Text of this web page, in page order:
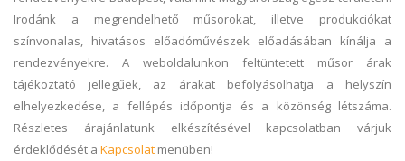
Irodánk a megrendelhető műsorokat, illetve produkciókat
színvonalas, hivatásos előadóművészek előadásában kínálja a
rendezvényekre. A weboldalunkon feltüntetett műsor árak
tájékoztató jellegűek, az árakat befolyásolhatja a helyszín
elhelyezkedése, a fellépés időpontja és a közönség létszáma.
Részletes árajánlatunk elkészítésével kapcsolatban várjuk
érdeklődését a Kapcsolat menüben!